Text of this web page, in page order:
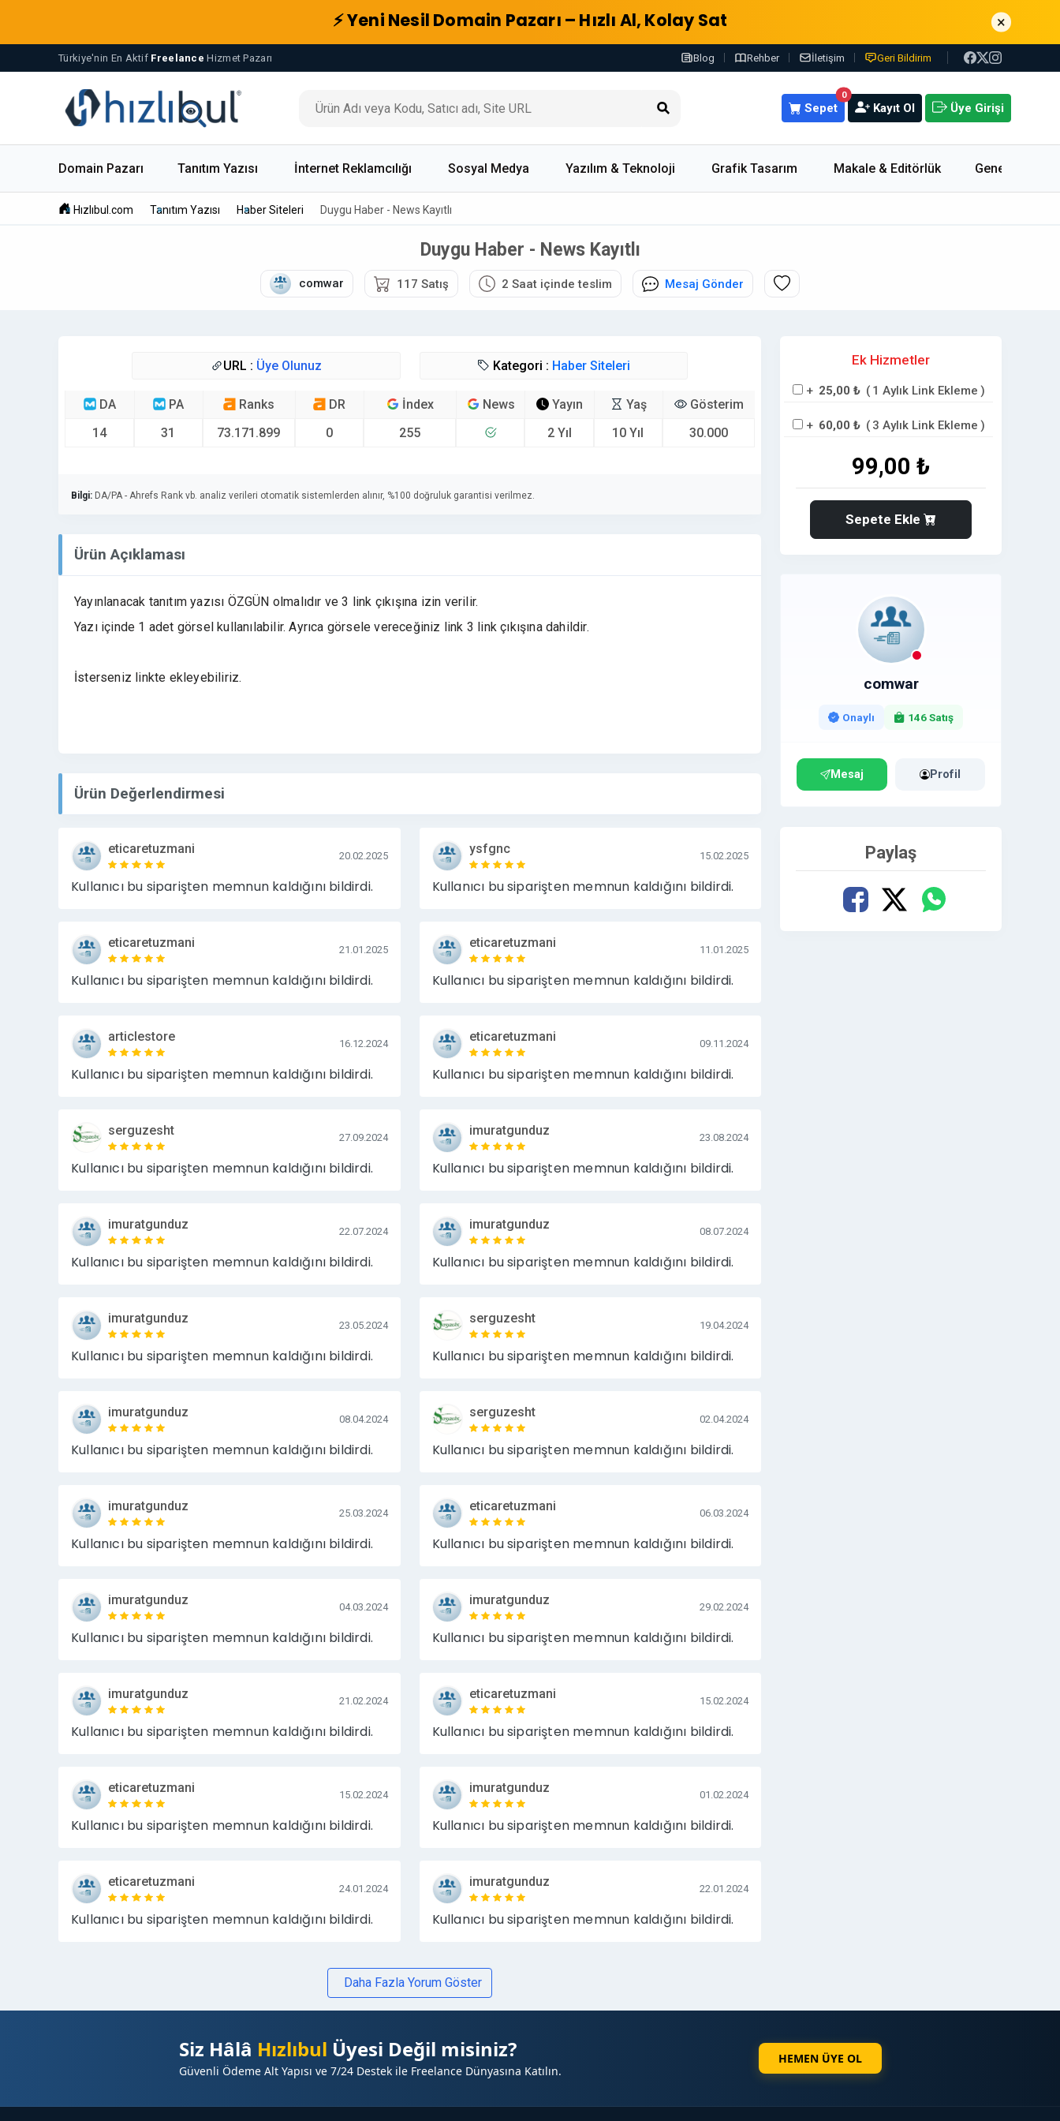
⚡ Yeni Nesil Domain Pazarı – Hızlı Al, Kolay Sat ×
Türkiye'nin En Aktif Freelance Hizmet Pazarı Blog Rehber İletişim Geri Bildirim
0
Sepet Kayıt Ol Üye Girişi
Domain Pazarı Tanıtım Yazısı İnternet Reklamcılığı Sosyal Medya Yazılım & Teknoloji Grafik Tasarım Makale & Editörlük Genel
Hızlıbul.com Tanıtım Yazısı Haber Siteleri Duygu Haber - News Kayıtlı
Duygu Haber - News Kayıtlı
comwar 117 Satış 2 Saat içinde teslim Mesaj Gönder
URL : Üye Olunuz Kategori : Haber Siteleri
DA
14
PA
31
Ranks
73.171.899
DR
0
İndex
255
News
Yayın
2 Yıl
Yaş
10 Yıl
Gösterim
30.000
Bilgi: DA/PA - Ahrefs Rank vb. analiz verileri otomatik sistemlerden alınır, %100 doğruluk garantisi verilmez.
Ürün Açıklaması
Yayınlanacak tanıtım yazısı ÖZGÜN olmalıdır ve 3 link çıkışına izin verilir.
Yazı içinde 1 adet görsel kullanılabilir. Ayrıca görsele vereceğiniz link 3 link çıkışına dahildir.
İsterseniz linkte ekleyebiliriz.
Ürün Değerlendirmesi
eticaretuzmani 20.02.2025
Kullanıcı bu siparişten memnun kaldığını bildirdi.
ysfgnc 15.02.2025
Kullanıcı bu siparişten memnun kaldığını bildirdi.
eticaretuzmani 21.01.2025
Kullanıcı bu siparişten memnun kaldığını bildirdi.
eticaretuzmani 11.01.2025
Kullanıcı bu siparişten memnun kaldığını bildirdi.
articlestore 16.12.2024
Kullanıcı bu siparişten memnun kaldığını bildirdi.
eticaretuzmani 09.11.2024
Kullanıcı bu siparişten memnun kaldığını bildirdi.
serguzesht 27.09.2024
Kullanıcı bu siparişten memnun kaldığını bildirdi.
imuratgunduz 23.08.2024
Kullanıcı bu siparişten memnun kaldığını bildirdi.
imuratgunduz 22.07.2024
Kullanıcı bu siparişten memnun kaldığını bildirdi.
imuratgunduz 08.07.2024
Kullanıcı bu siparişten memnun kaldığını bildirdi.
imuratgunduz 23.05.2024
Kullanıcı bu siparişten memnun kaldığını bildirdi.
serguzesht 19.04.2024
Kullanıcı bu siparişten memnun kaldığını bildirdi.
imuratgunduz 08.04.2024
Kullanıcı bu siparişten memnun kaldığını bildirdi.
serguzesht 02.04.2024
Kullanıcı bu siparişten memnun kaldığını bildirdi.
imuratgunduz 25.03.2024
Kullanıcı bu siparişten memnun kaldığını bildirdi.
eticaretuzmani 06.03.2024
Kullanıcı bu siparişten memnun kaldığını bildirdi.
imuratgunduz 04.03.2024
Kullanıcı bu siparişten memnun kaldığını bildirdi.
imuratgunduz 29.02.2024
Kullanıcı bu siparişten memnun kaldığını bildirdi.
imuratgunduz 21.02.2024
Kullanıcı bu siparişten memnun kaldığını bildirdi.
eticaretuzmani 15.02.2024
Kullanıcı bu siparişten memnun kaldığını bildirdi.
eticaretuzmani 15.02.2024
Kullanıcı bu siparişten memnun kaldığını bildirdi.
imuratgunduz 01.02.2024
Kullanıcı bu siparişten memnun kaldığını bildirdi.
eticaretuzmani 24.01.2024
Kullanıcı bu siparişten memnun kaldığını bildirdi.
imuratgunduz 22.01.2024
Kullanıcı bu siparişten memnun kaldığını bildirdi.
Daha Fazla Yorum Göster
Ek Hizmetler
+ 25,00 ₺ ( 1 Aylık Link Ekleme )
+ 60,00 ₺ ( 3 Aylık Link Ekleme )
99,00 ₺
Sepete Ekle
comwar
Onaylı 146 Satış
Mesaj Profil
Paylaş
Siz Hâlâ Hızlıbul Üyesi Değil misiniz?
Güvenli Ödeme Alt Yapısı ve 7/24 Destek ile Freelance Dünyasına Katılın.
HEMEN ÜYE OL